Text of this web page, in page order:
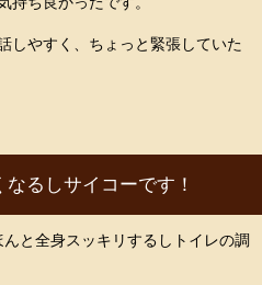
しやすく、ちょっと緊張していた
なるしサイコーです！
と全身スッキリするしトイレの調